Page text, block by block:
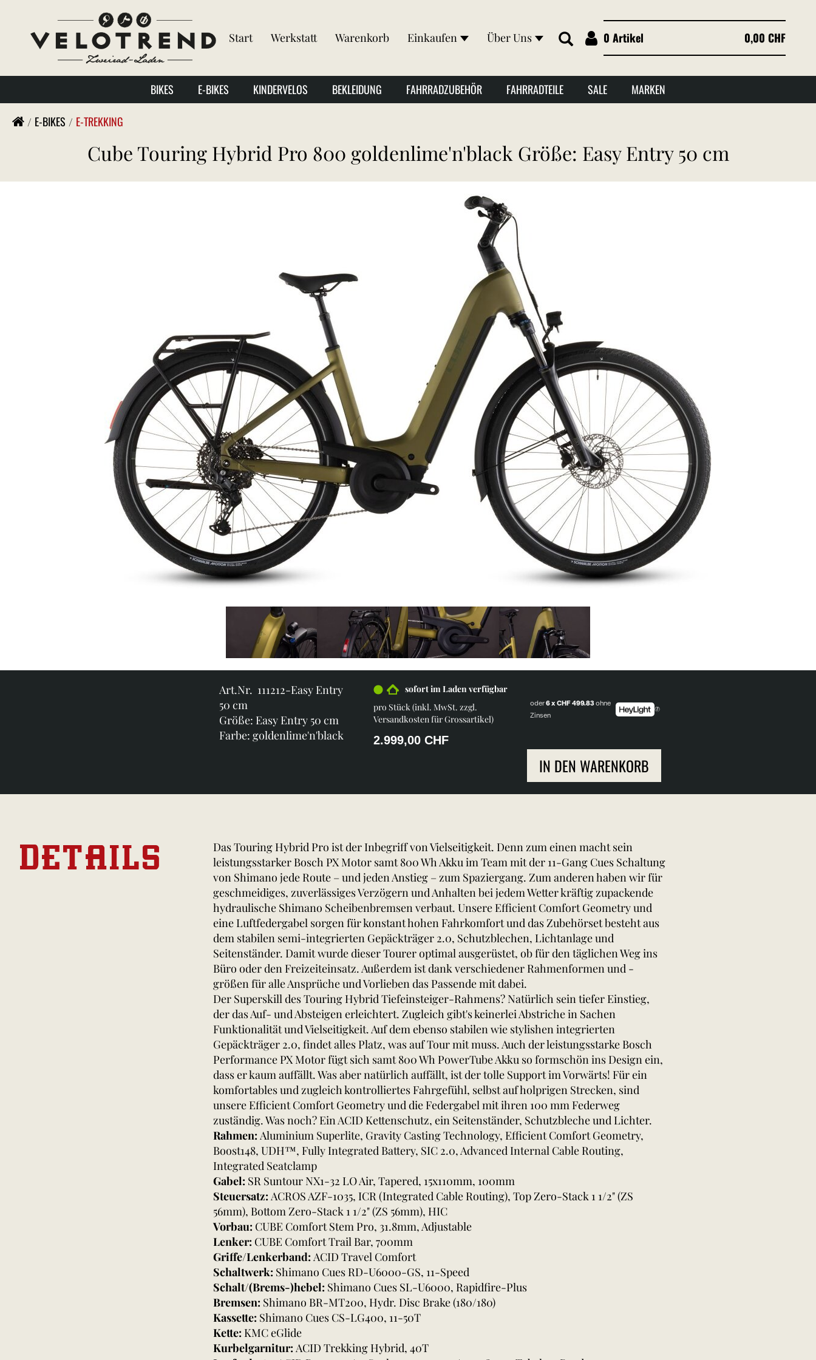
Start Werkstatt Warenkorb Einkaufen Über Uns 0 Artikel 0,00 CHF
BIKES E-BIKES KINDERVELOS BEKLEIDUNG FAHRRADZUBEHÖR FAHRRADTEILE SALE MARKEN
E-BIKES E-TREKKING
Cube Touring Hybrid Pro 800 goldenlime'n'black Größe: Easy Entry 50 cm
Art.Nr. 111212-Easy Entry
50 cm
Größe: Easy Entry 50 cm
Farbe: goldenlime'n'black
sofort im Laden verfügbar
pro Stück (inkl. MwSt. zzgl.
Versandkosten für Grossartikel)
2.999,00 CHF
oder6 x CHF 499.83ohne
Zinsen
IN DEN WARENKORB
DETAILS
Das Touring Hybrid Pro ist der Inbegriff von Vielseitigkeit. Denn zum einen macht sein
leistungsstarker Bosch PX Motor samt 800 Wh Akku im Team mit der 11-Gang Cues Schaltung
von Shimano jede Route – und jeden Anstieg – zum Spaziergang. Zum anderen haben wir für
geschmeidiges, zuverlässiges Verzögern und Anhalten bei jedem Wetter kräftig zupackende
hydraulische Shimano Scheibenbremsen verbaut. Unsere Efficient Comfort Geometry und
eine Luftfedergabel sorgen für konstant hohen Fahrkomfort und das Zubehörset besteht aus
dem stabilen semi-integrierten Gepäckträger 2.0, Schutzblechen, Lichtanlage und
Seitenständer. Damit wurde dieser Tourer optimal ausgerüstet, ob für den täglichen Weg ins
Büro oder den Freizeiteinsatz. Außerdem ist dank verschiedener Rahmenformen und -
größen für alle Ansprüche und Vorlieben das Passende mit dabei.
Der Superskill des Touring Hybrid Tiefeinsteiger-Rahmens? Natürlich sein tiefer Einstieg,
der das Auf- und Absteigen erleichtert. Zugleich gibt's keinerlei Abstriche in Sachen
Funktionalität und Vielseitigkeit. Auf dem ebenso stabilen wie stylishen integrierten
Gepäckträger 2.0, findet alles Platz, was auf Tour mit muss. Auch der leistungsstarke Bosch
Performance PX Motor fügt sich samt 800 Wh PowerTube Akku so formschön ins Design ein,
dass er kaum auffällt. Was aber natürlich auffällt, ist der tolle Support im Vorwärts! Für ein
komfortables und zugleich kontrolliertes Fahrgefühl, selbst auf holprigen Strecken, sind
unsere Efficient Comfort Geometry und die Federgabel mit ihren 100 mm Federweg
zuständig. Was noch? Ein ACID Kettenschutz, ein Seitenständer, Schutzbleche und Lichter.
Rahmen: Aluminium Superlite, Gravity Casting Technology, Efficient Comfort Geometry,
Boost148, UDH™, Fully Integrated Battery, SIC 2.0, Advanced Internal Cable Routing,
Integrated Seatclamp
Gabel: SR Suntour NX1-32 LO Air, Tapered, 15x110mm, 100mm
Steuersatz: ACROS AZF-1035, ICR (Integrated Cable Routing), Top Zero-Stack 1 1/2" (ZS
56mm), Bottom Zero-Stack 1 1/2" (ZS 56mm), HIC
Vorbau: CUBE Comfort Stem Pro, 31.8mm, Adjustable
Lenker: CUBE Comfort Trail Bar, 700mm
Griffe/Lenkerband: ACID Travel Comfort
Schaltwerk: Shimano Cues RD-U6000-GS, 11-Speed
Schalt/(Brems-)hebel: Shimano Cues SL-U6000, Rapidfire-Plus
Bremsen: Shimano BR-MT200, Hydr. Disc Brake (180/180)
Kassette: Shimano Cues CS-LG400, 11-50T
Kette: KMC eGlide
Kurbelgarnitur: ACID Trekking Hybrid, 40T